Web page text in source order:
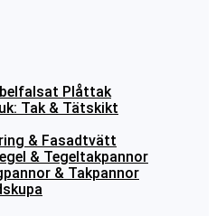
Plåttak
Tak & Tätskikt
& Fasadtvätt
& Tegeltakpannor
& Takpannor